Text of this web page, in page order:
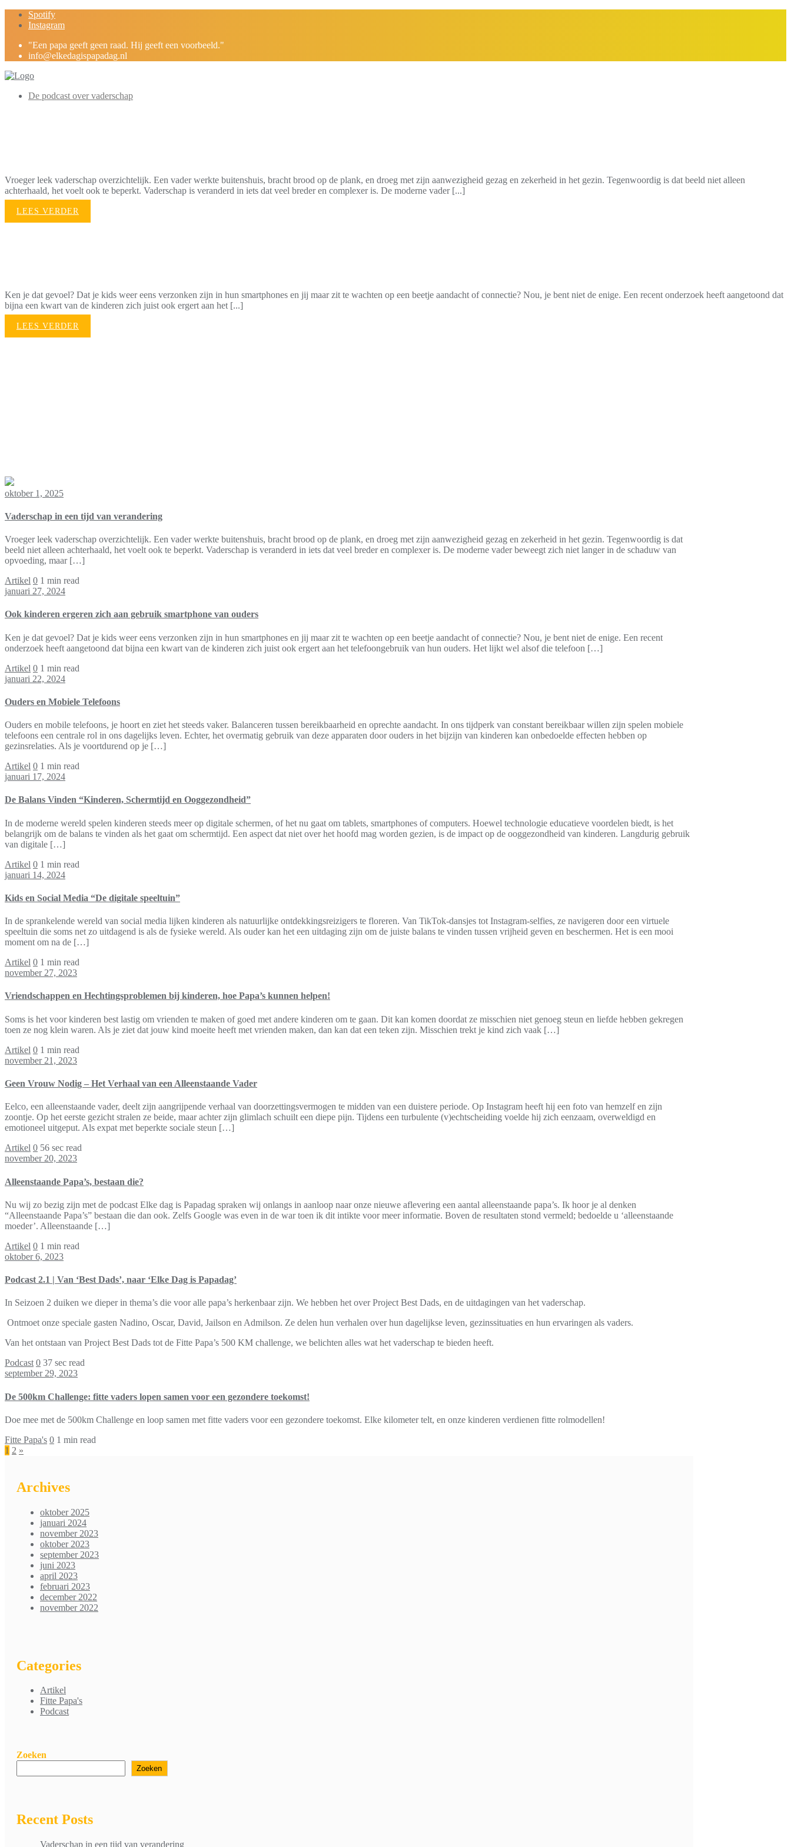
Skip
Spotify
Instagram
"Een papa geeft geen raad. Hij geeft een voorbeeld."
info@elkedagispapadag.nl
De podcast over vaderschap
Vroeger leek vaderschap overzichtelijk. Een vader werkte buitenshuis, bracht brood op de plank, en droeg met zijn aanwezigheid gezag en zekerheid in het gezin. Tegenwoordig is dat beeld niet alleen
achterhaald, het voelt ook te beperkt. Vaderschap is veranderd in iets dat veel breder en complexer is. De moderne vader [...]
LEES VERDER
Ken je dat gevoel? Dat je kids weer eens verzonken zijn in hun smartphones en jij maar zit te wachten op een beetje aandacht of connectie? Nou, je bent niet de enige. Een recent onderzoek heeft aangetoond dat
bijna een kwart van de kinderen zich juist ook ergert aan het [...]
LEES VERDER
oktober 1, 2025
Vaderschap in een tijd van verandering
Vroeger leek vaderschap overzichtelijk. Een vader werkte buitenshuis, bracht brood op de plank, en droeg met zijn aanwezigheid gezag en zekerheid in het gezin. Tegenwoordig is dat
beeld niet alleen achterhaald, het voelt ook te beperkt. Vaderschap is veranderd in iets dat veel breder en complexer is. De moderne vader beweegt zich niet langer in de schaduw van
opvoeding, maar […]
Artikel 0 1 min read
januari 27, 2024
Ook kinderen ergeren zich aan gebruik smartphone van ouders
Ken je dat gevoel? Dat je kids weer eens verzonken zijn in hun smartphones en jij maar zit te wachten op een beetje aandacht of connectie? Nou, je bent niet de enige. Een recent
onderzoek heeft aangetoond dat bijna een kwart van de kinderen zich juist ook ergert aan het telefoongebruik van hun ouders. Het lijkt wel alsof die telefoon […]
Artikel 0 1 min read
januari 22, 2024
Ouders en Mobiele Telefoons
Ouders en mobile telefoons, je hoort en ziet het steeds vaker. Balanceren tussen bereikbaarheid en oprechte aandacht. In ons tijdperk van constant bereikbaar willen zijn spelen mobiele
telefoons een centrale rol in ons dagelijks leven. Echter, het overmatig gebruik van deze apparaten door ouders in het bijzijn van kinderen kan onbedoelde effecten hebben op
gezinsrelaties. Als je voortdurend op je […]
Artikel 0 1 min read
januari 17, 2024
De Balans Vinden “Kinderen, Schermtijd en Ooggezondheid”
In de moderne wereld spelen kinderen steeds meer op digitale schermen, of het nu gaat om tablets, smartphones of computers. Hoewel technologie educatieve voordelen biedt, is het
belangrijk om de balans te vinden als het gaat om schermtijd. Een aspect dat niet over het hoofd mag worden gezien, is de impact op de ooggezondheid van kinderen. Langdurig gebruik
van digitale […]
Artikel 0 1 min read
januari 14, 2024
Kids en Social Media “De digitale speeltuin”
In de sprankelende wereld van social media lijken kinderen als natuurlijke ontdekkingsreizigers te floreren. Van TikTok-dansjes tot Instagram-selfies, ze navigeren door een virtuele
speeltuin die soms net zo uitdagend is als de fysieke wereld. Als ouder kan het een uitdaging zijn om de juiste balans te vinden tussen vrijheid geven en beschermen. Het is een mooi
moment om na de […]
Artikel 0 1 min read
november 27, 2023
Vriendschappen en Hechtingsproblemen bij kinderen, hoe Papa’s kunnen helpen!
Soms is het voor kinderen best lastig om vrienden te maken of goed met andere kinderen om te gaan. Dit kan komen doordat ze misschien niet genoeg steun en liefde hebben gekregen
toen ze nog klein waren. Als je ziet dat jouw kind moeite heeft met vrienden maken, dan kan dat een teken zijn. Misschien trekt je kind zich vaak […]
Artikel 0 1 min read
november 21, 2023
Geen Vrouw Nodig – Het Verhaal van een Alleenstaande Vader
Eelco, een alleenstaande vader, deelt zijn aangrijpende verhaal van doorzettingsvermogen te midden van een duistere periode. Op Instagram heeft hij een foto van hemzelf en zijn
zoontje. Op het eerste gezicht stralen ze beide, maar achter zijn glimlach schuilt een diepe pijn. Tijdens een turbulente (v)echtscheiding voelde hij zich eenzaam, overweldigd en
emotioneel uitgeput. Als expat met beperkte sociale steun […]
Artikel 0 56 sec read
november 20, 2023
Alleenstaande Papa’s, bestaan die?
Nu wij zo bezig zijn met de podcast Elke dag is Papadag spraken wij onlangs in aanloop naar onze nieuwe aflevering een aantal alleenstaande papa’s. Ik hoor je al denken
“Alleenstaande Papa’s” bestaan die dan ook. Zelfs Google was even in de war toen ik dit intikte voor meer informatie. Boven de resultaten stond vermeld; bedoelde u ‘alleenstaande
moeder’. Alleenstaande […]
Artikel 0 1 min read
oktober 6, 2023
Podcast 2.1 | Van ‘Best Dads’, naar ‘Elke Dag is Papadag’
In Seizoen 2 duiken we dieper in thema’s die voor alle papa’s herkenbaar zijn. We hebben het over Project Best Dads, en de uitdagingen van het vaderschap.
Ontmoet onze speciale gasten Nadino, Oscar, David, Jailson en Admilson. Ze delen hun verhalen over hun dagelijkse leven, gezinssituaties en hun ervaringen als vaders.
Van het ontstaan van Project Best Dads tot de Fitte Papa’s 500 KM challenge, we belichten alles wat het vaderschap te bieden heeft.
Podcast 0 37 sec read
september 29, 2023
De 500km Challenge: fitte vaders lopen samen voor een gezondere toekomst!
Doe mee met de 500km Challenge en loop samen met fitte vaders voor een gezondere toekomst. Elke kilometer telt, en onze kinderen verdienen fitte rolmodellen!
Fitte Papa's 0 1 min read
Berichten
1 2 »
Archives
oktober 2025
januari 2024
november 2023
oktober 2023
september 2023
juni 2023
april 2023
februari 2023
december 2022
november 2022
Categories
Artikel
Fitte Papa's
Podcast
Zoeken
Zoeken
Recent Posts
Vaderschap in een tijd van verandering